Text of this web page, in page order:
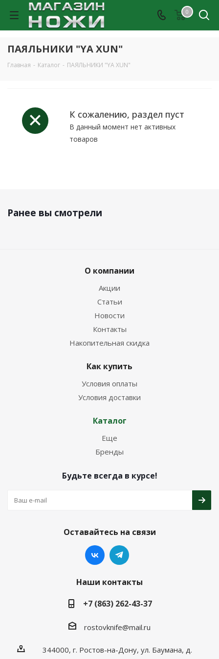
0
ПАЯЛЬНИКИ "YA XUN"
Главная - Каталог - ПАЯЛЬНИКИ "YA XUN"
К сожалению, раздел пуст
В данный момент нет активных
товаров
Ранее вы смотрели
О компании
Акции
Статьи
Новости
Контакты
Накопительная скидка
Как купить
Условия оплаты
Условия доставки
Каталог
Еще
Бренды
Будьте всегда в курсе!
Оставайтесь на связи
Наши контакты
+7 (863) 262-43-37
rostovknife@mail.ru
344000, г. Ростов-на-Дону, ул. Баумана, д.